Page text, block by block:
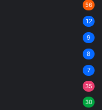
56
12
9
8
7
35
30